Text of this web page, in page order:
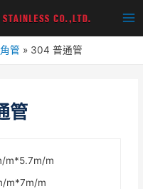
管 304 普通管
管
m*5.7m/m
m*7m/m